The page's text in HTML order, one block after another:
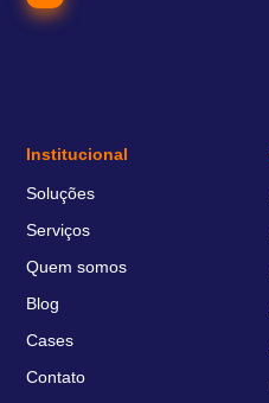
Institucional
Soluções
Serviços
Quem somos
Blog
Cases
Contato